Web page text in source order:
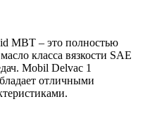
MBT – это полностью
класса вязкости SAE
Mobil Delvac 1
отличными